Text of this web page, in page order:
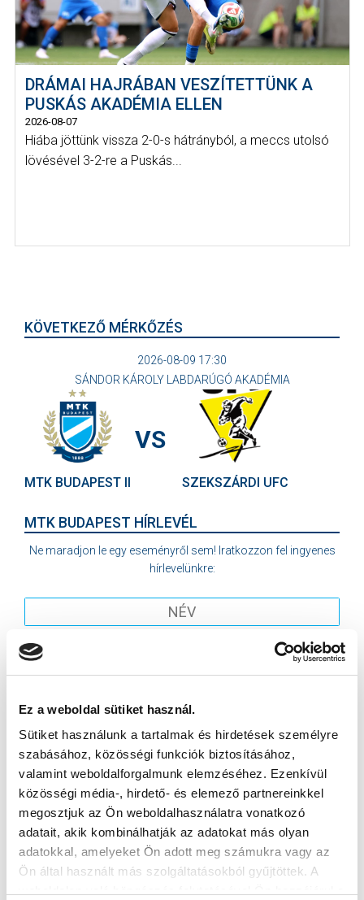
Ez a weboldal sütiket használ.
Sütiket használunk a tartalmak és hirdetések személyre
szabásához, közösségi funkciók biztosításához,
valamint weboldalforgalmunk elemzéséhez. Ezenkívül
közösségi média-, hirdető- és elemező partnereinkkel
megosztjuk az Ön weboldalhasználatra vonatkozó
adatait, akik kombinálhatják az adatokat más olyan
adatokkal, amelyeket Ön adott meg számukra vagy az
Ön által használt más szolgáltatásokból gyűjtöttek. A
DRÁMAI HAJRÁBAN VESZÍTETTÜNK A
PUSKÁS AKADÉMIA ELLEN
2026-08-07
Hiába jöttünk vissza 2-0-s hátrányból, a meccs utolsó
lövésével 3-2-re a Puskás...
KÖVETKEZŐ MÉRKŐZÉS
2026-08-09 17:30
SÁNDOR KÁROLY LABDARÚGÓ AKADÉMIA
MTK BUDAPEST II
VS
SZEKSZÁRDI UFC
MTK BUDAPEST HÍRLEVÉL
Ne maradjon le egy eseményről sem! Iratkozzon fel ingyenes
hírlevelünkre:
SZPONZOROK